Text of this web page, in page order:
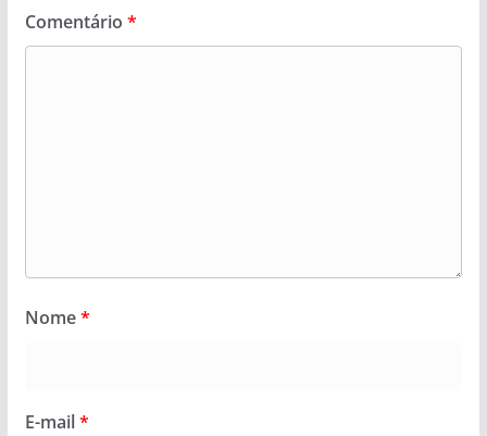
Comentário *
Nome*
E-mail*